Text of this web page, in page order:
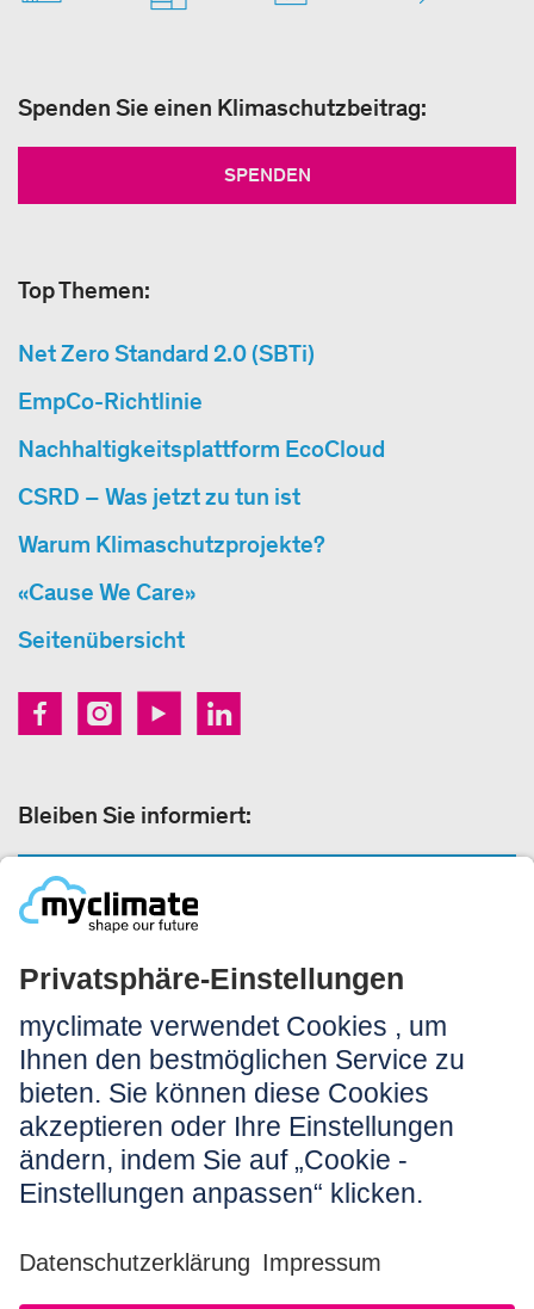
Spenden Sie einen Klimaschutzbeitrag:
SPENDEN
Top Themen:
Net Zero Standard 2.0 (SBTi)
EmpCo-Richtlinie
Nachhaltigkeitsplattform EcoCloud
CSRD – Was jetzt zu tun ist
Warum Klimaschutzprojekte?
«Cause We Care»
Seitenübersicht
Bleiben Sie informiert:
Rechtliches:
Impressum
Nutzungshinweis
AGB
Datenschutz
Barrierefreiheit